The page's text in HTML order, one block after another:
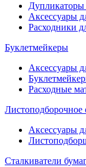
Аксессуары
Расходники
Буклетмейкеры
Аксессуары
Расходные
Листоподборочное
Аксессуары
Сталкиватели